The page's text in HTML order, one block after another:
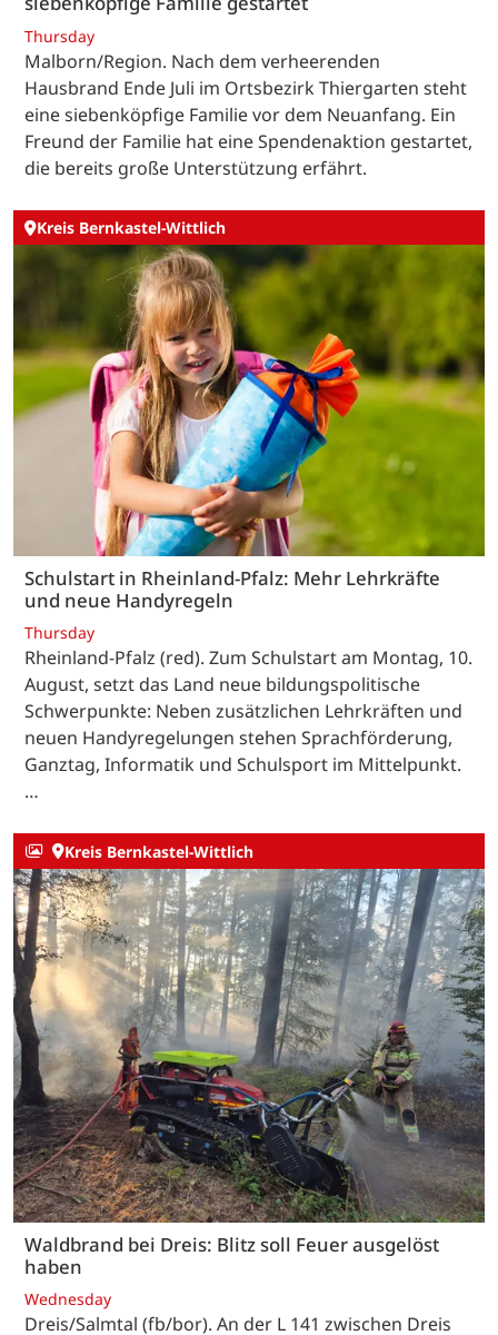
Thursday
Malborn/Region. Nach dem verheerenden
Hausbrand Ende Juli im Ortsbezirk Thiergarten steht
eine siebenköpfige Familie vor dem Neuanfang. Ein
Freund der Familie hat eine Spendenaktion gestartet,
die bereits große Unterstützung erfährt.
Kreis Bernkastel-Wittlich
Schulstart in Rheinland-Pfalz: Mehr Lehrkräfte
und neue Handyregeln
Thursday
Rheinland-Pfalz (red). Zum Schulstart am Montag, 10.
August, setzt das Land neue bildungspolitische
Schwerpunkte: Neben zusätzlichen Lehrkräften und
neuen Handyregelungen stehen Sprachförderung,
Ganztag, Informatik und Schulsport im Mittelpunkt.
…
Kreis Bernkastel-Wittlich
Waldbrand bei Dreis: Blitz soll Feuer ausgelöst
haben
Wednesday
Dreis/Salmtal (fb/bor). An der L 141 zwischen Dreis